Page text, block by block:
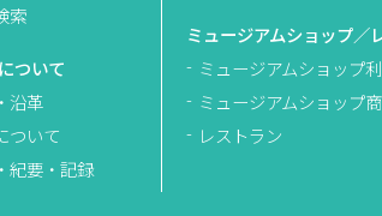
索
ついて
沿革
ついて
紀要・記録
ミュージアムショップ／
ミュージアムショップ
ミュージアムショップ
レストラン